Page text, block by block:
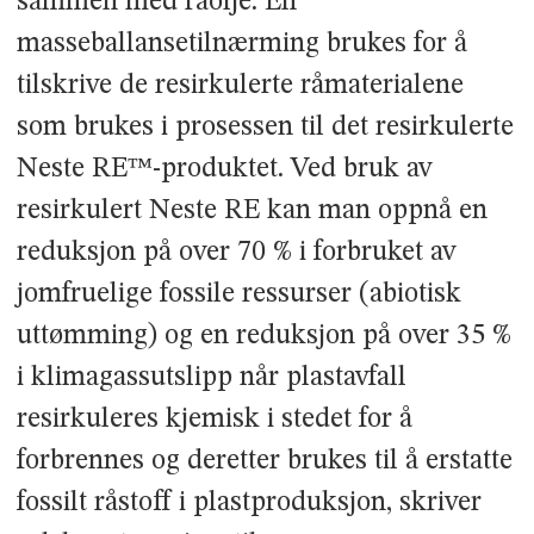
masseballansetilnærming brukes for å
tilskrive de resirkulerte råmaterialene
som brukes i prosessen til det resirkulerte
Neste RE™-produktet. Ved bruk av
resirkulert Neste RE kan man oppnå en
reduksjon på over 70 % i forbruket av
jomfruelige fossile ressurser (abiotisk
uttømming) og en reduksjon på over 35 %
i klimagassutslipp når plastavfall
resirkuleres kjemisk i stedet for å
forbrennes og deretter brukes til å erstatte
fossilt råstoff i plastproduksjon, skriver